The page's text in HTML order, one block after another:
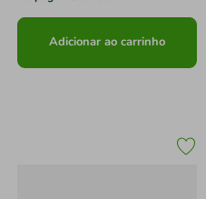
Adicionar ao carrinho